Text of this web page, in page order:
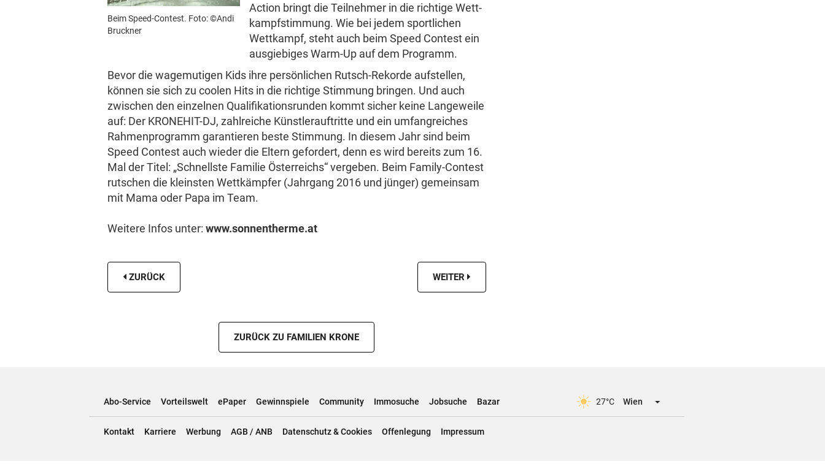
Datenschutz & Cookies
© Krone Multimedia GmbH & Co KG 2025
Muthgasse 2, 1190 Wien
Beim Speed-Contest. Foto: ©Andi
Bruckner
Action bringt die Teil­nehmer in die rich­tige Wett­
kampf­stim­mung. Wie bei jedem sport­li­chen
Wett­kampf, steht auch beim Speed Contest ein
ausgie­biges Warm-Up auf dem Programm.
Bevor die wage­mu­tigen Kids ihre persö­nl­ichen Rutsch-Rekorde aufstellen,
können sie sich zu coolen Hits in die rich­tige Stim­mung bringen. Und auch
zwischen den einzelnen Quali­fi­ka­ti­ons­runden kommt sicher keine Lange­weile
auf: Der KRONEHIT-DJ, zahl­reiche Küns­tle­rau­ftritte und ein umfang­rei­ches
Rahmen­pro­gramm garan­tieren beste Stim­mung. In diesem Jahr sind beim
Speed Contest auch wieder die Eltern gefor­dert, denn es wird bereits zum 16.
Mal der Titel: „Schnellste Familie Öste­rreichs“ vergeben. Beim Family-Contest
rutschen die kleinsten Wett­käm­pfer (Jahr­gang 2016 und jünger) gemeinsam
mit Mama oder Papa im Team.
Weitere Infos unter: www.​son​nent​herm​e.​at
ZURÜCK WEITER
ZURÜCK ZU FAMILIEN KRONE
Abo-Service Vorteilswelt ePaper Gewinnspiele Community Immosuche Jobsuche Bazar 27°C Wien
Kontakt Karriere Werbung AGB / ANB Datenschutz & Cookies Offenlegung Impressum